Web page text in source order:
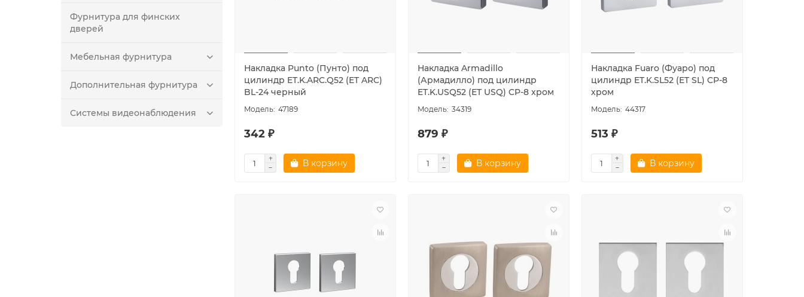
Фурнитура для финских
дверей
Мебельная фурнитура
Дополнительная фурнитура
Системы видеонаблюдения
Накладка Punto (Пунто) под
цилиндр ET.K.ARC.Q52 (ET ARC)
BL-24 черный
47189
342 ₽
В корзину
Накладка Armadillo
(Армадилло) под цилиндр
ET.K.USQ52 (ET USQ) CP-8 хром
34319
879 ₽
В корзину
Накладка Fuaro (Фуаро) под
цилиндр ET.K.SL52 (ET SL) CP-8
хром
44317
513 ₽
В корзину